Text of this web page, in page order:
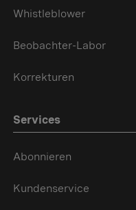
Whistleblower
Beobachter-Labor
Korrekturen
Services
Abonnieren
Kundenservice